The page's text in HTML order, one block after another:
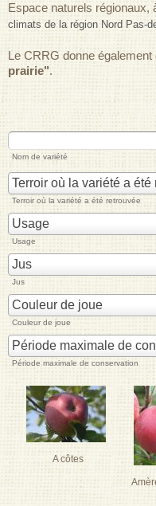
Espace naturels
climats de la région Nord Pas-
Le CRRG donne
prairie".
Nom de variété
Terroir où la variété a été retrouvée
Usage
Usage
Jus
Jus
Couleur de joue
Couleur de joue
Période maximale de conservation
A côtes
Pages